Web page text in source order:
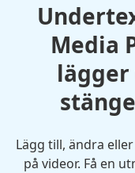
Media
Lägg till, ändra
på videor. Få en